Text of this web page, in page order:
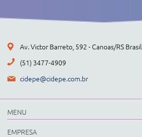
Av. Victor Barreto, 592 - Canoas/RS Brasil
(51) 3477-4909
cidepe@cidepe.com.br
MENU
EMPRESA